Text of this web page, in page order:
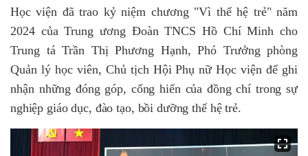
Học viện đã trao kỷ niệm chương "Vì thế hệ trẻ" năm
2024 của Trung ương Đoàn TNCS Hồ Chí Minh cho
Trung tá Trần Thị Phương Hạnh, Phó Trưởng phòng
Quản lý học viên, Chủ tịch Hội Phụ nữ Học viện để ghi
nhận những đóng góp, cống hiến của đồng chí trong sự
nghiệp giáo dục, đào tạo, bồi dưỡng thế hệ trẻ.